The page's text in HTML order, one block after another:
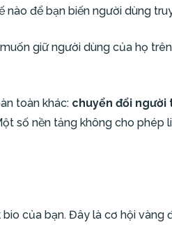
để bạn biến người dùng
giữ người dùng của họ
toàn khác: chuyển đổi
số nền tảng không cho
của bạn. Đây là cơ hội